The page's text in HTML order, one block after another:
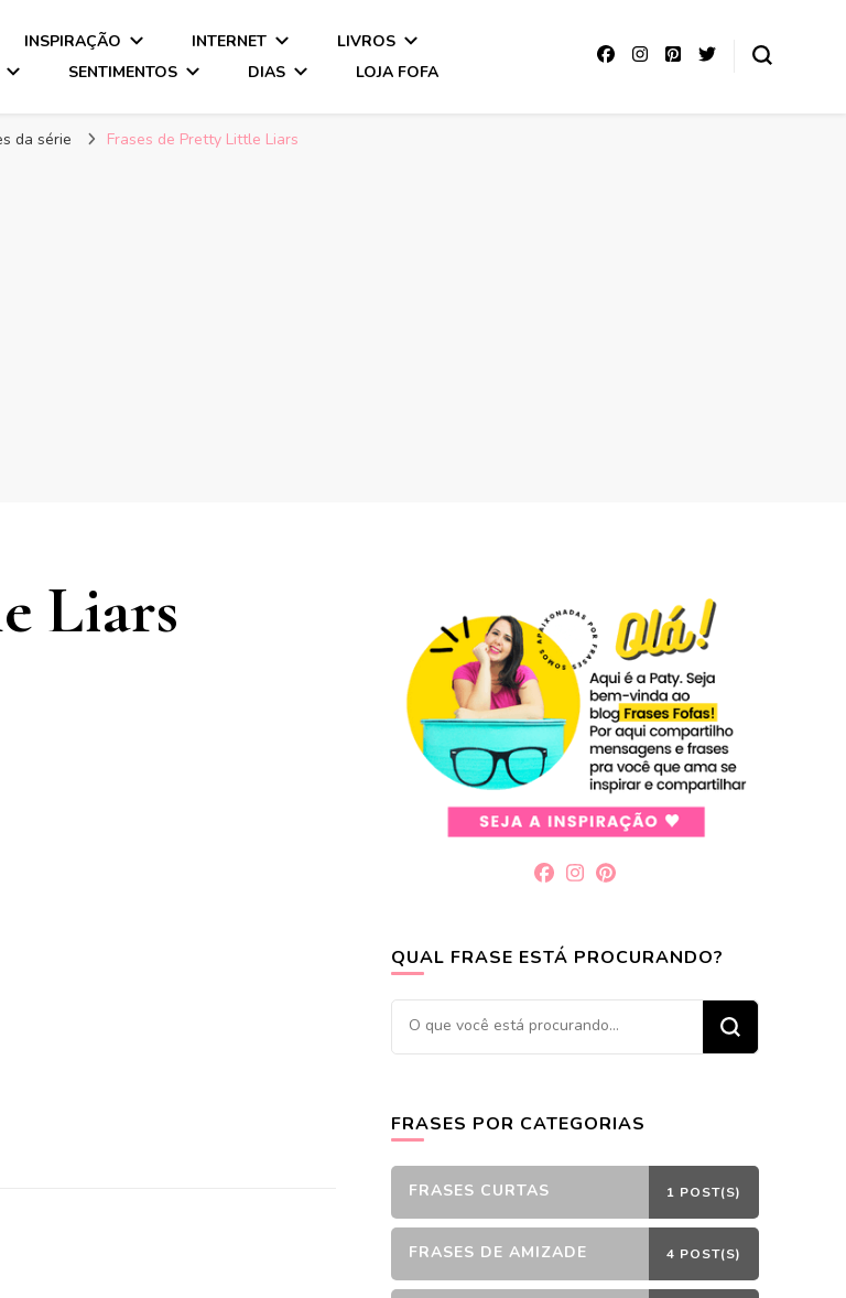
INSPIRAÇÃO INTERNET
LIVROS
SENTIMENTOS DIAS LOJA FOFA
da série Frases de Pretty Little Liars
Liars
QUAL FRASE ESTÁ PROCURANDO?
Procurando
algo?
FRASES POR CATEGORIAS
FRASES CURTAS 1 POST(S)
FRASES DE AMIZADE 4 POST(S)